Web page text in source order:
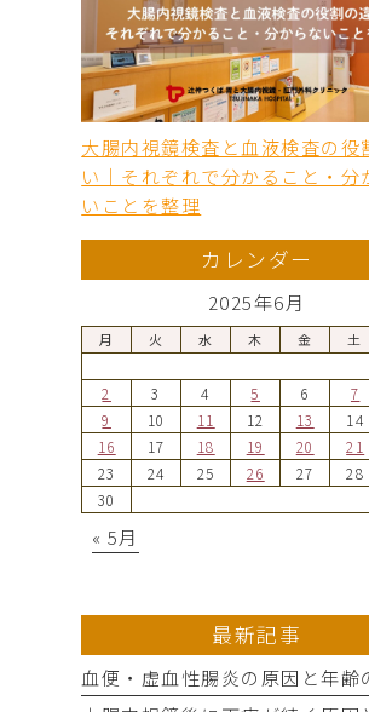
大腸内視鏡検査と血液検査の役
い｜それぞれで分かること・分
いことを整理
カレンダー
2025年6月
月 火 水 木 金 土
2
3 4 5 6 7
9
10 11 12 13 14
16
17 18 19 20 21
23
24 25 26 27 28
30
« 5月
最新記事